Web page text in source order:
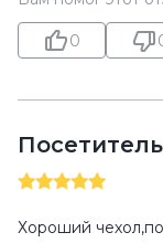
0
Посетитель
Хороший